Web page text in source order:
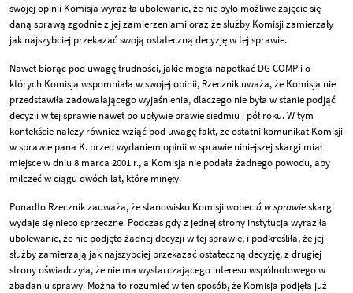
swojej opinii Komisja wyraziła ubolewanie, że nie było możliwe zajęcie się
daną sprawą zgodnie z jej zamierzeniami oraz że służby Komisji zamierzały
jak najszybciej przekazać swoją ostateczną decyzję w tej sprawie.
Nawet biorąc pod uwagę trudności, jakie mogła napotkać DG COMP i o
których Komisja wspomniała w swojej opinii, Rzecznik uważa, że Komisja nie
przedstawiła zadowalającego wyjaśnienia, dlaczego nie była w stanie podjąć
decyzji w tej sprawie nawet po upływie prawie siedmiu i pół roku. W tym
kontekście należy również wziąć pod uwagę fakt, że ostatni komunikat Komisji
w sprawie pana K. przed wydaniem opinii w sprawie niniejszej skargi miał
miejsce w dniu 8 marca 2001 r., a Komisja nie podała żadnego powodu, aby
milczeć w ciągu dwóch lat, które minęły.
Ponadto Rzecznik zauważa, że stanowisko Komisji wobecá w sprawieskargi
wydaje się nieco sprzeczne. Podczas gdy z jednej strony instytucja wyraziła
ubolewanie, że nie podjęto żadnej decyzji w tej sprawie, i podkreśliła, że jej
służby zamierzają jak najszybciej przekazać ostateczną decyzję, z drugiej
strony oświadczyła, że nie ma wystarczającego interesu wspólnotowego w
zbadaniu sprawy. Można to rozumieć w ten sposób, że Komisja podjęła już